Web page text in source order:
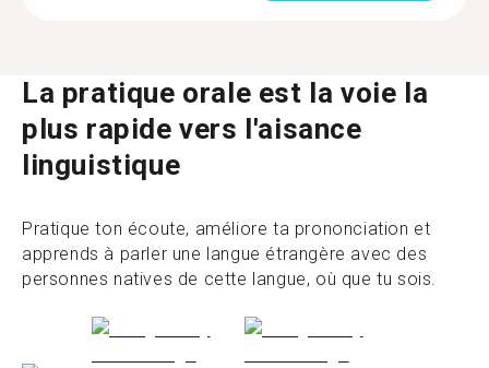
La pratique orale est la voie la
plus rapide vers l'aisance
linguistique
Pratique ton écoute, améliore ta prononciation et
apprends à parler une langue étrangère avec des
personnes natives de cette langue, où que tu sois.